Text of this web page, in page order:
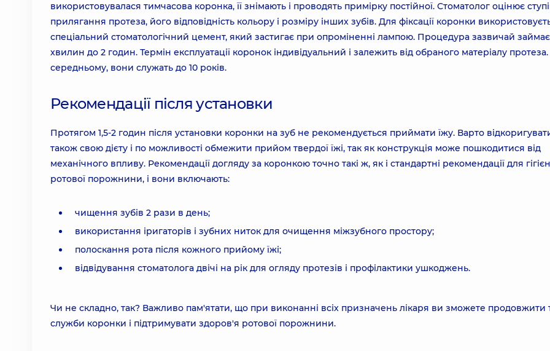
використовувалася тимчасова коронка, її знімають і проводять примірку постійної. Стоматолог оцінює
прилягання протеза, його відповідність кольору і розміру інших зубів. Для фіксації коронки
спеціальний стоматологічний цемент, який застигає при опроміненні лампою. Процедура зазвичай займає
хвилин до 2 годин. Термін експлуатації коронок індивідуальний і залежить від обраного матеріалу
середньому, вони служать до 10 років.
Рекомендації після установки
Протягом 1,5-2 годин після установки коронки на зуб не рекомендується приймати їжу. Варто
також свою дієту і по можливості обмежити прийом твердої їжі, так як конструкція може пошкодитися від
механічного впливу. Рекомендації догляду за коронкою точно такі ж, як і стандартні рекомендації для
ротової порожнини, і вони включають:
чищення зубів 2 рази в день;
використання іригаторів і зубних ниток для очищення міжзубного простору;
полоскання рота після кожного прийому їжі;
відвідування стоматолога двічі на рік для огляду протезів і профілактики ушкоджень.
Чи не складно, так? Важливо пам'ятати, що при виконанні всіх призначень лікаря ви зможете продовжити
служби коронки і підтримувати здоров'я ротової порожнини.